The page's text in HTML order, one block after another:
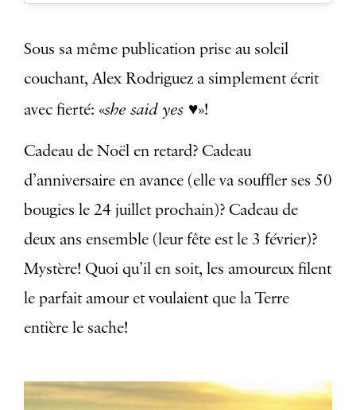
Sous sa même publication prise au soleil
couchant, Alex Rodriguez a simplement écrit
avec fierté: «she said yes ♥️»!
Cadeau de Noël en retard? Cadeau
d’anniversaire en avance (elle va souffler ses 50
bougies le 24 juillet prochain)? Cadeau de
deux ans ensemble (leur fête est le 3 février)?
Mystère! Quoi qu’il en soit, les amoureux filent
le parfait amour et voulaient que la Terre
entière le sache!